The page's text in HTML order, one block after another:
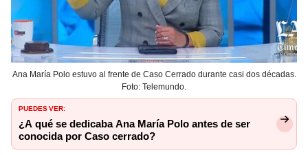
Ana María Polo estuvo al frente de Caso Cerrado durante casi dos décadas.
Foto: Telemundo.
PUEDES VER:
¿A qué se dedicaba Ana María Polo antes de ser
conocida por Caso cerrado?